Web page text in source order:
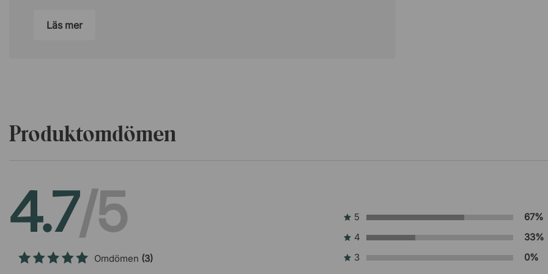
Läs mer
Produktomdömen
4.7/5
Omdömen (3)
5
67%
4
33%
3
0%